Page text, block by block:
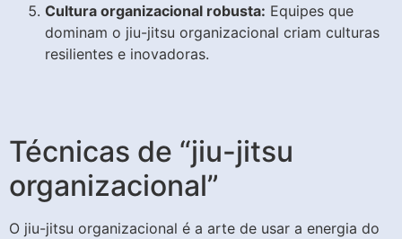
Cultura organizacional robusta: Equipes que
dominam o jiu-jitsu organizacional criam culturas
resilientes e inovadoras.
Técnicas de “jiu-jitsu
organizacional”
O jiu-jitsu organizacional é a arte de usar a energia do